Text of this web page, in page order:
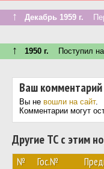
↑ Декабрь 1959 г.
↑ 1950 г. Поступил на
Ваш комментарий
Вы не вошли на сайт.
Комментарии могут
Другие ТС с этим
№ Гос.№